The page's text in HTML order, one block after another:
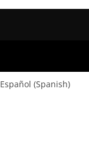
Español (Spanish)